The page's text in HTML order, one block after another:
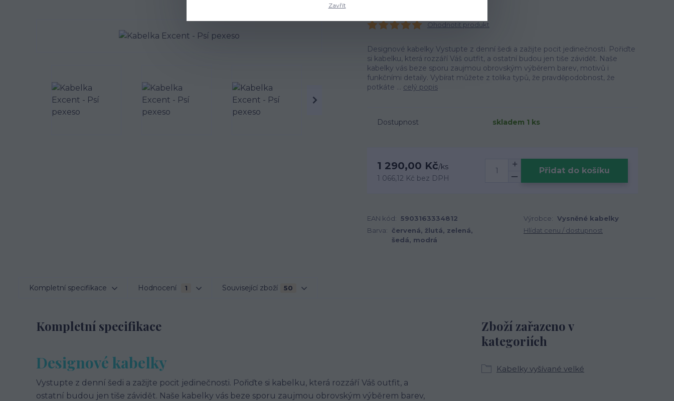
Ohodnotit produkt
Designové kabelky Vystupte z denní šedi a zažijte pocit jedinečnosti. Pořiďte
si kabelku, která rozzáří Váš outfit, a ostatní budou jen tiše závidět. Naše
kabelky vás beze sporu zaujmou obrovským výběrem barev, motivů i
funkčními detaily. Vybírat můžete z tolika typů, že pravděpodobnost, že
potkáte ... celý popis
Dostupnost skladem 1 ks
1 290,00 Kč/ks
1 066,12 Kč bez DPH
Přidat do košíku
EAN kód: 5903163334812 Výrobce: Vysněné kabelky
Barva:
červená, žlutá, zelená,
šedá, modrá
Hlídat cenu / dostupnost
Kompletní specifikace Hodnocení 1 Související zboží 50
Kompletní specifikace
Designové kabelky
Vystupte z denní šedi a zažijte pocit jedinečnosti. Pořiďte si kabelku, která rozzáří Váš outfit, a
ostatní budou jen tiše závidět. Naše kabelky vás beze sporu zaujmou obrovským výběrem barev,
Zboží zařazeno v
kategoriích
Kabelky vyšívané velké
Zavřít